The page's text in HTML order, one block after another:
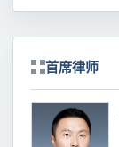
首席律师